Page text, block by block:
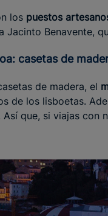
los puestos
Jacinto Benavente,
casetas de
de madera, el
de los lisboetas.
que, si viajas con